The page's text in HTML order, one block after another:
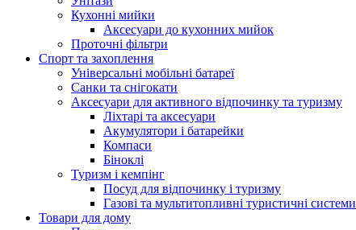
Кухонні мийки
Аксесуари до кухонних мийок
Проточні фільтри
Спорт та захоплення
Універсальні мобільні батареї
Санки та снігокати
Аксесуари для активного відпочинку та туризму
Ліхтарі та аксесуари
Акумулятори і батарейки
Компаси
Біноклі
Туризм і кемпінг
Посуд для відпочинку і туризму
Газові та мультитопливні туристичні системи
Товари для дому